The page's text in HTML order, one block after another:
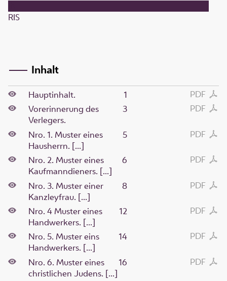
RIS
Inhalt
PDF
1
Hauptinhalt.
PDF
3
Vorerinnerung des
Verlegers.
PDF
5
Nro. 1. Muster eines
Hausherrn. [...]
PDF
6
Nro. 2. Muster eines
Kaufmanndieners. [...]
PDF
8
Nro. 3. Muster einer
Kanzleyfrau. [...]
PDF
12
Nro. 4 Muster eines
Handwerkers. [...]
PDF
14
Nro. 5. Muster eins
Handwerkers. [...]
PDF
16
Nro. 6. Muster eines
christlichen Judens. [...]